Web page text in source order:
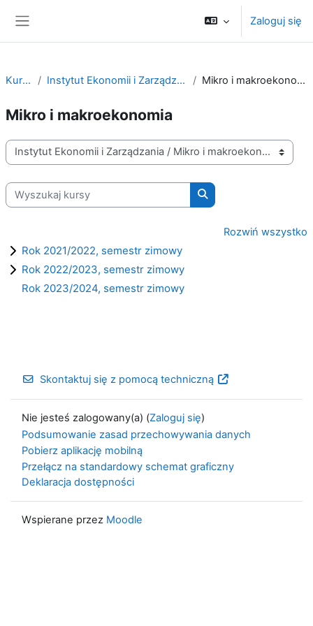
Zaloguj się
Kursy Instytut Ekonomii i Zarządzania Mikro i makroekonomia
Mikro i makroekonomia
Kategorie kursów
Wyszukaj kursy
Wyszukaj kursy
Rozwiń wszystko
Rok 2021/2022, semestr zimowy
Rok 2022/2023, semestr zimowy
Rok 2023/2024, semestr zimowy
Skontaktuj się z pomocą techniczną
Nie jesteś zalogowany(a) (Zaloguj się)
Podsumowanie zasad przechowywania danych
Pobierz aplikację mobilną
Przełącz na standardowy schemat graficzny
Deklaracja dostępności
Wspierane przez Moodle